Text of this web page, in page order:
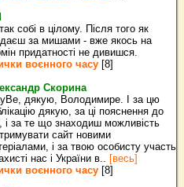
собі в цілому. Після того як
за мишами - вже якось на
придатності не дивишся.
воєнного часу [8]
Скорина
дякую, Володимире. І за цю
дякую, за ці пояснення до
і за те що знаходиш можливість
сайт новими
і за твою особисту участь
нас і України в.. [весь]
воєнного часу [8]